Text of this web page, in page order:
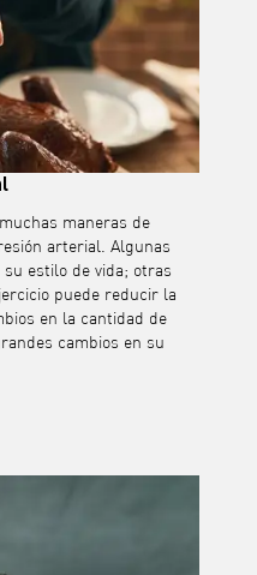
maneras de
arterial. Algunas
estilo de vida; otras
puede reducir la
en la cantidad de
cambios en su
arterial